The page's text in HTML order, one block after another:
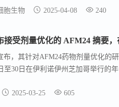
的患者中，总体缓解率为 92.9%
胞生物 2025-04-08 240
接受剂量优化的 AFM24 摘要
布，其针对AFM24药物剂量优化的
至30日在伊利诺伊州芝加哥举行的
CD16A和EGFR来激活先天免疫
2025-03-25 605